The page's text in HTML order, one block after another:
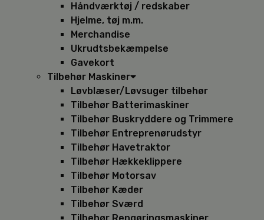
Håndværktøj / redskaber
Hjelme, tøj m.m.
Merchandise
Ukrudtsbekæmpelse
Gavekort
Tilbehør Maskiner
Løvblæser/Løvsuger tilbehør
Tilbehør Batterimaskiner
Tilbehør Buskryddere og Trimmere
Tilbehør Entreprenørudstyr
Tilbehør Havetraktor
Tilbehør Hækkeklippere
Tilbehør Motorsav
Tilbehør Kæder
Tilbehør Sværd